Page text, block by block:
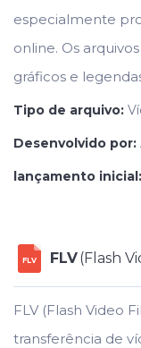
especialmente
online. Os
gráficos e
Tipo de arquivo:
Desenvolvido por:
lançamento inicial:
FLV FLV(Flash
FLV (Flash Video
transferência de